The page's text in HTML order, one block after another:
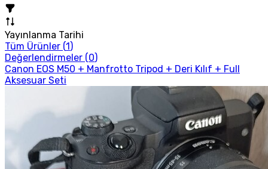
Yayınlanma Tarihi
Tüm Ürünler (1)
Değerlendirmeler (0)
Canon EOS M50 + Manfrotto Tripod + Deri Kılıf + Full
Aksesuar Seti